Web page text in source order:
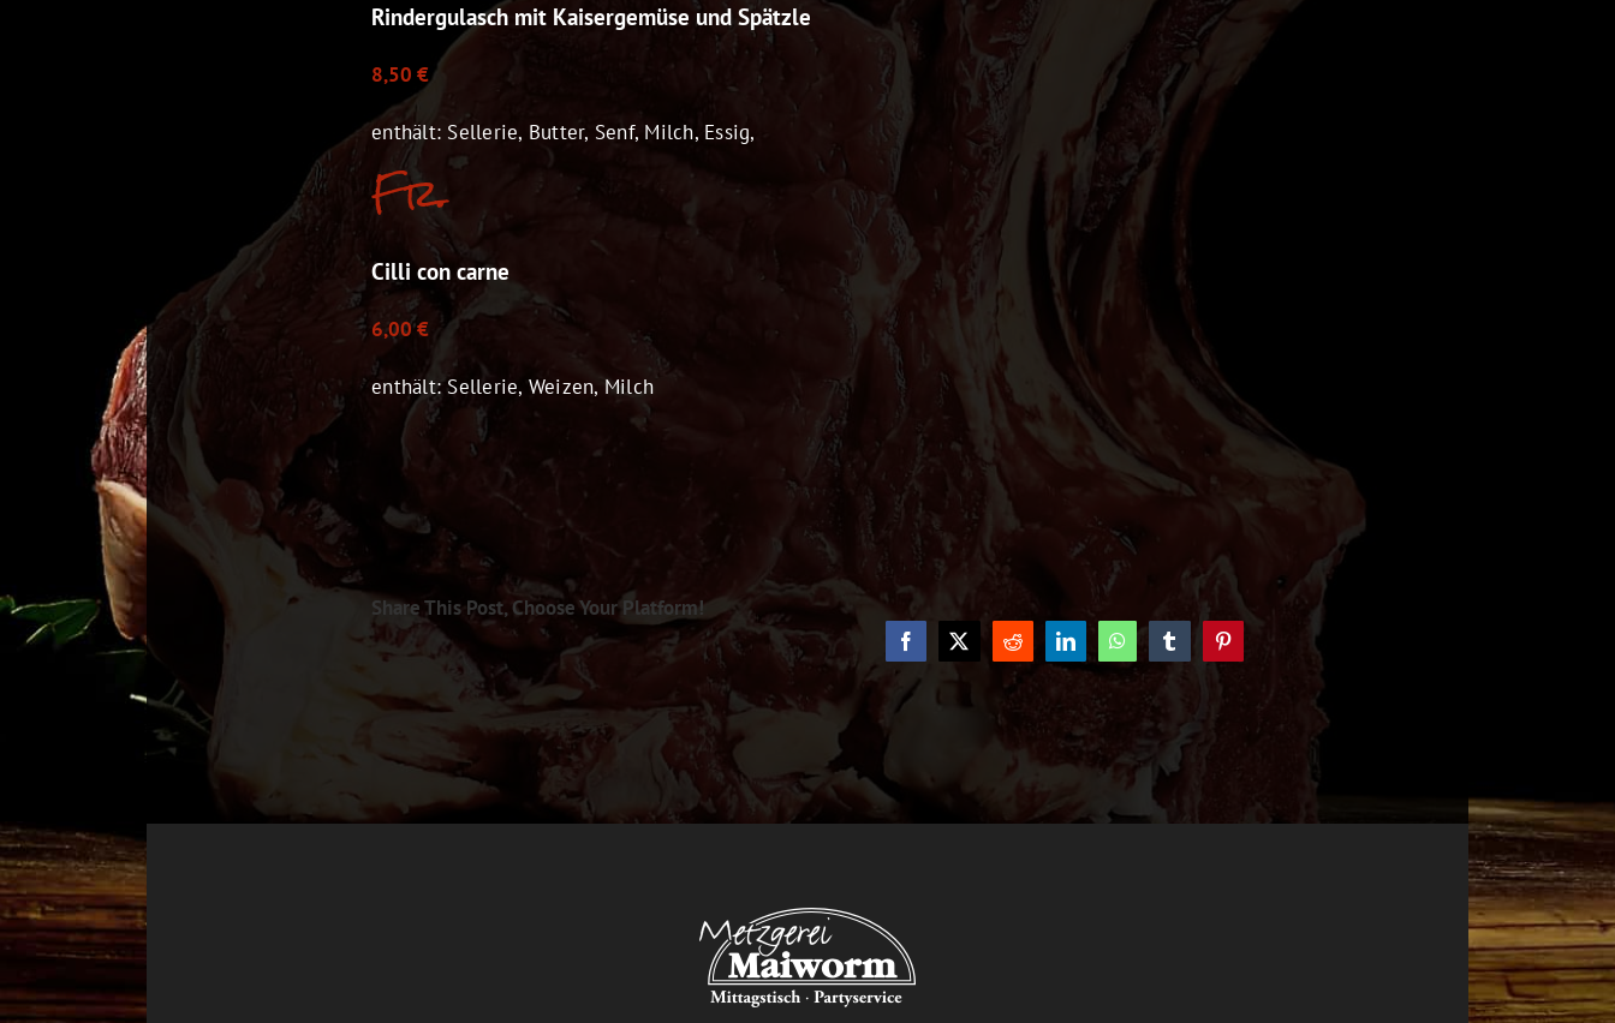
Rindergulasch mit Kaisergemüse und Spätzle
8,50 €
enthält: Sellerie, Butter, Senf, Milch, Essig,
Fr.
Cilli con carne
6,00 €
enthält: Sellerie, Weizen, Milch
Share This Post, Choose Your Platform!
Facebook
X RedditLinkedInWhatsAppTumblrPinterest